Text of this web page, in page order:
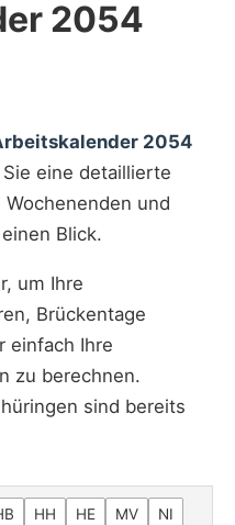
2054
2054
eine detaillierte
und
Blick.
um Ihre
Brückentage
einfach Ihre
zu berechnen.
sind bereits
HH HE MV
NI